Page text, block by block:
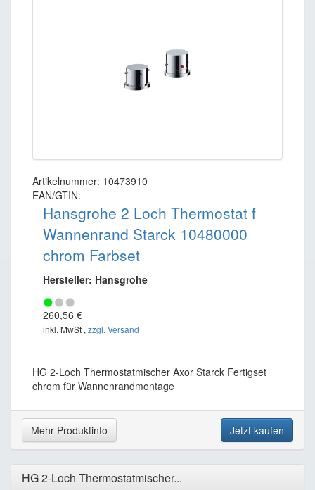
Artikelnummer: 10473910
EAN/GTIN:
Hansgrohe 2 Loch Thermostat f
Wannenrand Starck 10480000
chrom Farbset
Hersteller: Hansgrohe
260,56 €
inkl. MwSt , zzgl. Versand
HG 2-Loch Thermostatmischer Axor Starck Fertigset
chrom für Wannenrandmontage
Mehr Produktinfo Jetzt kaufen
HG 2-Loch Thermostatmischer...